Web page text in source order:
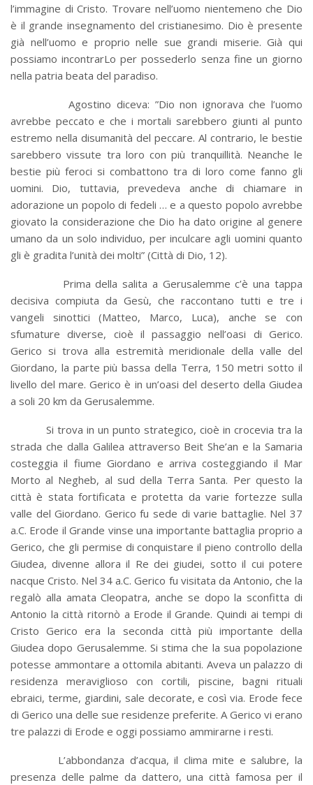
l’immagine di Cristo. Trovare nell’uomo nientemeno che Dio
è il grande insegnamento del cristianesimo. Dio è presente
già nell’uomo e proprio nelle sue grandi miserie. Già qui
possiamo incontrarLo per possederlo senza fine un giorno
nella patria beata del paradiso.
Agostino diceva: ”Dio non ignorava che l’uomo
avrebbe peccato e che i mortali sarebbero giunti al punto
estremo nella disumanità del peccare. Al contrario, le bestie
sarebbero vissute tra loro con più tranquillità. Neanche le
bestie più feroci si combattono tra di loro come fanno gli
uomini. Dio, tuttavia, prevedeva anche di chiamare in
adorazione un popolo di fedeli … e a questo popolo avrebbe
giovato la considerazione che Dio ha dato origine al genere
umano da un solo individuo, per inculcare agli uomini quanto
gli è gradita l’unità dei molti” (Città di Dio, 12).
Prima della salita a Gerusalemme c’è una tappa
decisiva compiuta da Gesù, che raccontano tutti e tre i
vangeli sinottici (Matteo, Marco, Luca), anche se con
sfumature diverse, cioè il passaggio nell’oasi di Gerico.
Gerico si trova alla estremità meridionale della valle del
Giordano, la parte più bassa della Terra, 150 metri sotto il
livello del mare. Gerico è in un’oasi del deserto della Giudea
a soli 20 km da Gerusalemme.
Si trova in un punto strategico, cioè in crocevia tra la
strada che dalla Galilea attraverso Beit She’an e la Samaria
costeggia il fiume Giordano e arriva costeggiando il Mar
Morto al Negheb, al sud della Terra Santa. Per questo la
città è stata fortificata e protetta da varie fortezze sulla
valle del Giordano. Gerico fu sede di varie battaglie. Nel 37
a.C. Erode il Grande vinse una importante battaglia proprio a
Gerico, che gli permise di conquistare il pieno controllo della
Giudea, divenne allora il Re dei giudei, sotto il cui potere
nacque Cristo. Nel 34 a.C. Gerico fu visitata da Antonio, che la
regalò alla amata Cleopatra, anche se dopo la sconfitta di
Antonio la città ritornò a Erode il Grande. Quindi ai tempi di
Cristo Gerico era la seconda città più importante della
Giudea dopo Gerusalemme. Si stima che la sua popolazione
potesse ammontare a ottomila abitanti. Aveva un palazzo di
residenza meraviglioso con cortili, piscine, bagni rituali
ebraici, terme, giardini, sale decorate, e così via. Erode fece
di Gerico una delle sue residenze preferite. A Gerico vi erano
tre palazzi di Erode e oggi possiamo ammirarne i resti.
L’abbondanza d’acqua, il clima mite e salubre, la
presenza delle palme da dattero, una città famosa per il